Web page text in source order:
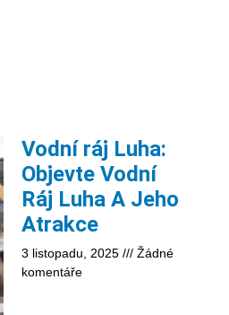
Vodní ráj Luha:
Objevte Vodní
Ráj Luha A Jeho
Atrakce
3 listopadu, 2025
Žádné
komentáře